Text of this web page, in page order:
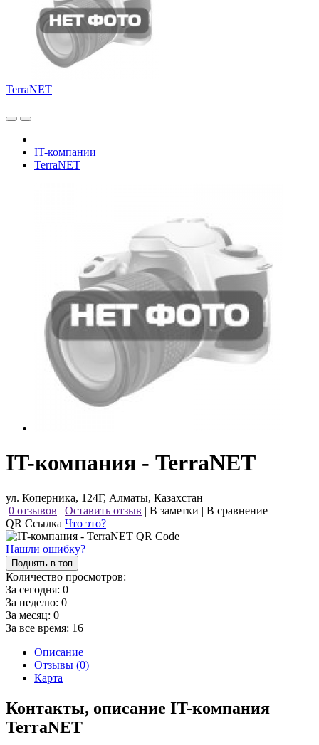
TerraNET
IT-компании
TerraNET
IT-компания - TerraNET
ул. Коперника, 124Г, Алматы, Казахстан
0 отзывов | Оставить отзыв | В заметки | В сравнение
QR Ссылка Что это?
Нашли ошибку?
Поднять в топ
Количество просмотров:
За сегодня: 0
За неделю: 0
За месяц: 0
За все время: 16
Описание
Отзывы (0)
Карта
Контакты, описание IT-компания
TerraNET